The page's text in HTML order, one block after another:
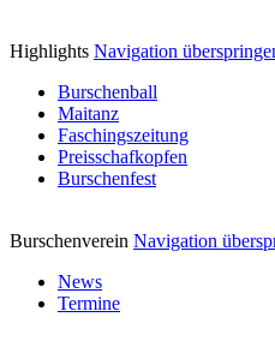
Highlights Navigation
Burschenball
Maitanz
Faschingszeitung
Preisschafkopfen
Burschenfest
Burschenverein Navigation
News
Termine